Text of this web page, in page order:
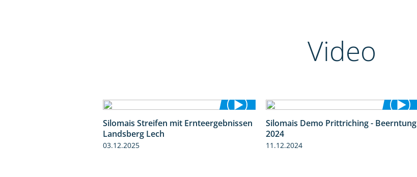
Video
11:01
Silomais Streifen mit Ernteergebnissen
Landsberg Lech
03.12.2025
12:28
Silomais Demo Prittriching - Beerntung
2024
11.12.2024